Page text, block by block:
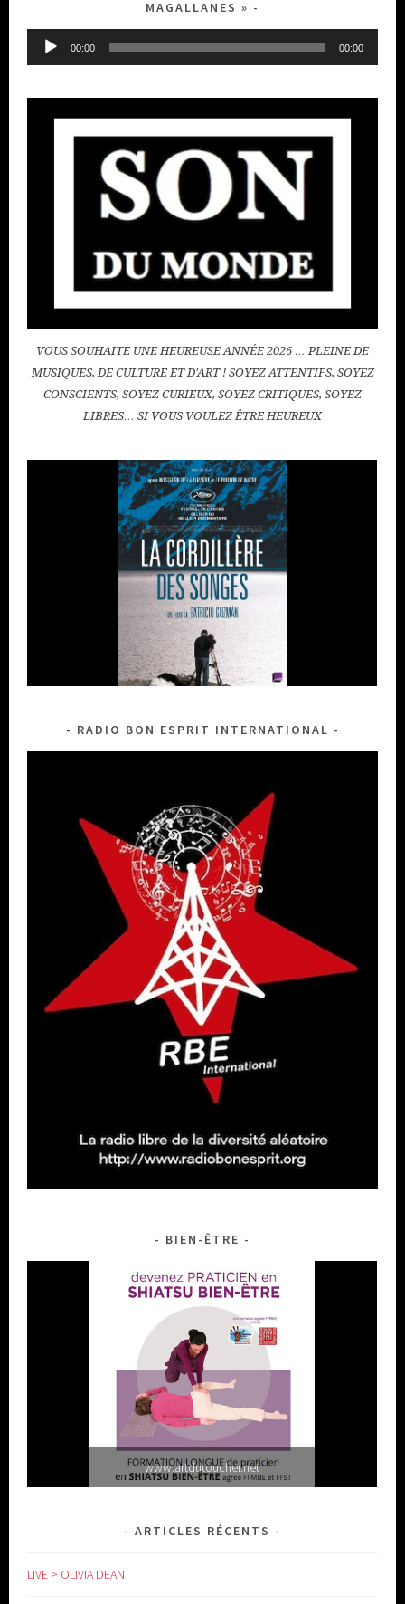
MAGALLANES »
Lecteur
00:00 00:00
VOUS SOUHAITE UNE HEUREUSE ANNÉE 2026 … PLEINE DE
MUSIQUES, DE CULTURE ET D'ART ! SOYEZ ATTENTIFS, SOYEZ
CONSCIENTS, SOYEZ CURIEUX, SOYEZ CRITIQUES, SOYEZ
LIBRES… SI VOUS VOULEZ ÊTRE HEUREUX
RADIO BON ESPRIT INTERNATIONAL
BIEN-ÊTRE
www.artdutoucher.net
ARTICLES RÉCENTS
LIVE > OLIVIA DEAN